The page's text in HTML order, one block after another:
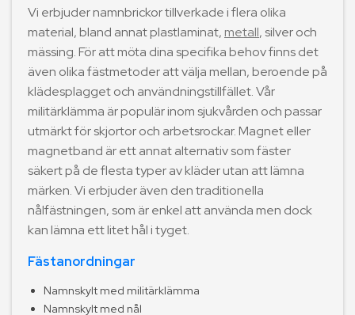
Vi erbjuder namnbrickor tillverkade i flera olika
material, bland annat plastlaminat, metall, silver och
mässing. För att möta dina specifika behov finns det
även olika fästmetoder att välja mellan, beroende på
klädesplagget och användningstillfället. Vår
militärklämma är populär inom sjukvården och passar
utmärkt för skjortor och arbetsrockar. Magnet eller
magnetband är ett annat alternativ som fäster
säkert på de flesta typer av kläder utan att lämna
märken. Vi erbjuder även den traditionella
nålfästningen, som är enkel att använda men dock
kan lämna ett litet hål i tyget.
Fästanordningar
Namnskylt med militärklämma
Namnskylt med nål